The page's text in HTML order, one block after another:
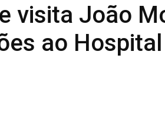
visita João
ao